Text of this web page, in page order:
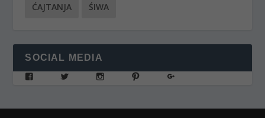
ĆAJTANJA ŚIWA
SOCIAL MEDIA